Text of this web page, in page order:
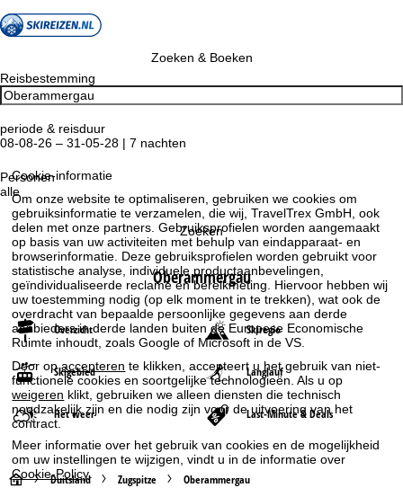
Cookie-informatie
Om onze website te optimaliseren, gebruiken we cookies om
gebruiksinformatie te verzamelen, die wij, TravelTrex GmbH, ook
delen met onze partners. Gebruiksprofielen worden aangemaakt
op basis van uw activiteiten met behulp van eindapparaat- en
browserinformatie. Deze gebruiksprofielen worden gebruikt voor
statistische analyse, individuele productaanbevelingen,
geïndividualiseerde reclame en bereikmeting. Hiervoor hebben wij
uw toestemming nodig (op elk moment in te trekken), wat ook de
overdracht van bepaalde persoonlijke gegevens aan derde
aanbieders in derde landen buiten de Europese Economische
Ruimte inhoudt, zoals Google of Microsoft in de VS.
Door opaccepteren te klikken, accepteert u het gebruik van niet-
functionele cookies en soortgelijke technologieën. Als u op
weigeren klikt, gebruiken we alleen diensten die technisch
noodzakelijk zijn en die nodig zijn voor de uitvoering van het
contract.
Meer informatie over het gebruik van cookies en de mogelijkheid
om uw instellingen te wijzigen, vindt u in de informatie over
Cookie-Policy.
Zoeken & Boeken
Reisbestemming
periode & reisduur
08-08-26 – 31-05-28 | 7 nachten
Personen
alle
Zoeken
Oberammergau
Overzicht Skiregio
Skigebied Langlauf
Het weer Last-Minute & Deals
S Duitsland Zugspitze Oberammergau